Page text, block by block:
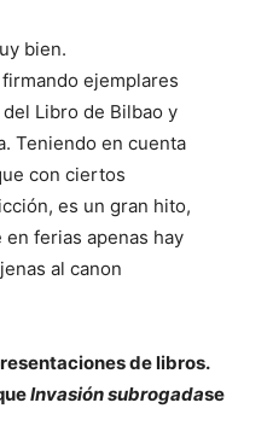
bien.
ejemplares
Libro de Bilbao y
Teniendo en cuenta
con ciertos
es un gran hito,
ferias apenas hay
al canon
de libros.
Invasión subrogadase